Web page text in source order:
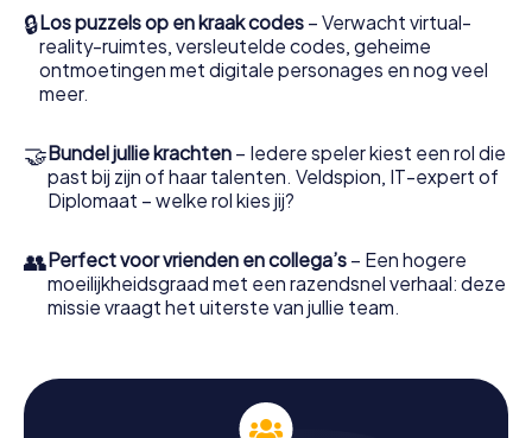
wereld van spionage en geheime agenten en verander
Calahorra in een escaperoom in de buitenlucht!
🔒Los puzzels op en kraak codes – Verwacht virtual-
reality-ruimtes, versleutelde codes, geheime
ontmoetingen met digitale personages en nog veel
meer.
🤝Bundel jullie krachten – Iedere speler kiest een rol die
past bij zijn of haar talenten. Veldspion, IT-expert of
Diplomaat – welke rol kies jij?
👥Perfect voor vrienden en collega’s – Een hogere
moeilijkheidsgraad met een razendsnel verhaal: deze
missie vraagt het uiterste van jullie team.